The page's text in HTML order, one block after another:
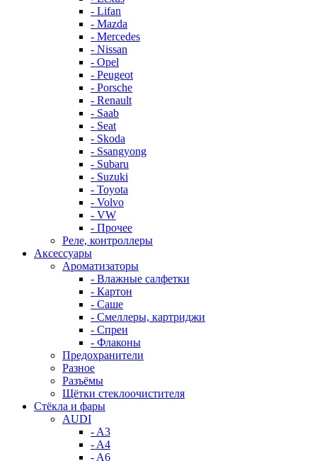
- Lifan
- Mazda
- Mercedes
- Nissan
- Opel
- Peugeot
- Porsche
- Renault
- Saab
- Seat
- Skoda
- Ssangyong
- Subaru
- Suzuki
- Toyota
- Volvo
- VW
- Прочее
Реле, контроллеры
Аксессуары
Ароматизаторы
- Влажные салфетки
- Картон
- Саше
- Смеллеры, картриджи
- Спреи
- Флаконы
Предохранители
Разное
Разъёмы
Щётки стеклоочистителя
Стёкла и фары
AUDI
- A3
- A4
- A6